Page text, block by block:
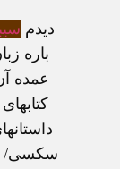
ديدم
باره
عمده
سکسی/